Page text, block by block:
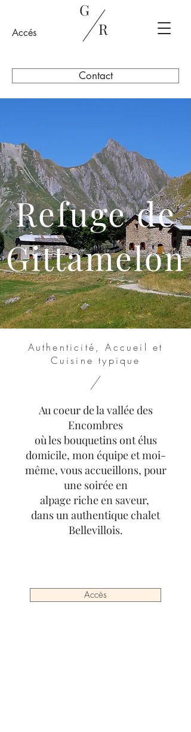
R
Accés
Contact
G
Refuge de
Gittamelon
Authenticité, Accueil et
Cuisine typique
Au coeur de la vallée des
Encombres
où les bouquetins ont élus
domicile, mon équipe et moi-
même, vous accueillons, pour
une soirée en
alpage riche en saveur,
dans un authentique chalet
Bellevillois.
Accès